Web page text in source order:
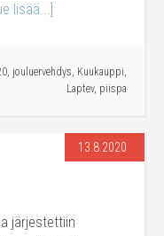
lisää...]
, jouluervehdys, Kuukauppi,
Laptev, piispa
13.8.2020
järjestettiin